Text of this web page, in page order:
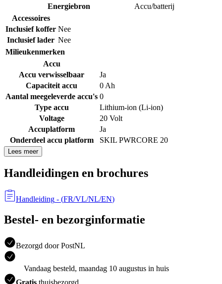
Energiebron
Accu/batterij
Accessoires
Inclusief koffer Nee
Inclusief lader Nee
Milieukenmerken
Accu
Accu verwisselbaar
Ja
Capaciteit accu
0 Ah
Aantal meegeleverde accu's 0
Type accu
Lithium-ion (Li-ion)
Voltage
20 Volt
Accuplatform
Ja
Onderdeel accu platform
SKIL PWRCORE 20
Lees meer
Handleidingen en brochures
Handleiding - (FR/VL/NL/EN)
Bestel- en bezorginformatie
Bezorgd door PostNL
Vandaag besteld, maandag 10 augustus in huis